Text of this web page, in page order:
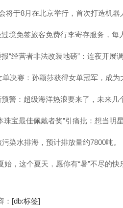
将于8月在北京举行，首次打造机器
境免签旅客免费行李寄存服务，每
“经营者非法改装地磅”：连夜开展
决赛：孙颖莎获得女单冠军，成为
警：超级海洋热浪要来了，未来几
珠宝最佳佩戴者奖”引痛批：想当明
染水排海，预计排放量约7800吨。
始，这个夏天，愿你有“暑”不尽的
： [db:标签]